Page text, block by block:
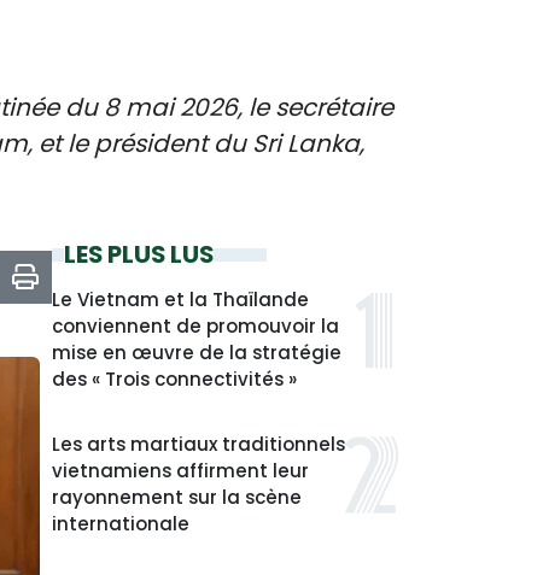
du 8 mai 2026, le secrétaire
et le président du Sri Lanka,
LES PLUS LUS
Le Vietnam et la Thaïlande
conviennent de promouvoir la
mise en œuvre de la stratégie
des « Trois connectivités »
Les arts martiaux traditionnels
vietnamiens affirment leur
rayonnement sur la scène
internationale